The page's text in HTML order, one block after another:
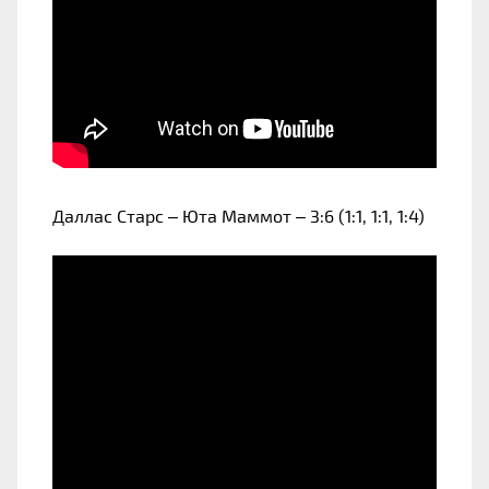
Даллас Старс – Юта Маммот – 3:6 (1:1, 1:1, 1:4)